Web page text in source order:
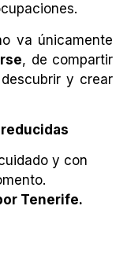
va únicamente
, de compartir
y crear
y con
Tenerife.